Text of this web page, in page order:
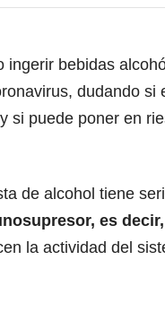
bebidas
dudando si
si puede poner en
de alcohol tiene
es
la actividad del